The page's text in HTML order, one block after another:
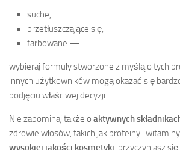
suche,
przetłuszczające się,
farbowane —
wybieraj formuły stworzone z myślą o tych
innych użytkowników mogą okazać się
podjęciu właściwej decyzji.
Nie zapominaj także o aktywnych
zdrowie włosów, takich jak proteiny i
wysokiej jakości kosmetyki, przyczyniasz